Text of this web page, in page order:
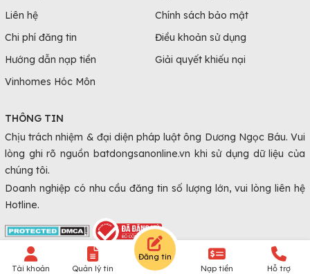
Liên hệ
Chi phí đăng tin
Hướng dẫn nạp tiền
Vinhomes Hóc Môn
Chính sách bảo mật
Điều khoản sử dụng
Giải quyết khiếu nại
THÔNG TIN
Chịu trách nhiệm & đại diện pháp luật ông Dương Ngọc Báu. Vui
lòng ghi rõ nguồn batdongsanonline.vn khi sử dụng dữ liệu của
chúng tôi.
Doanh nghiệp có nhu cầu đăng tin số lượng lớn, vui lòng liên hệ
Hotline.
© Copyright 2010 - 2026 Batdongsanonline.vn.
Tài khoản Quản lý tin
Đăng tin
Nạp tiền
Hỗ trợ